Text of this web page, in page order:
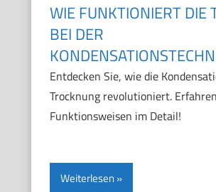
WIE FUNKTIONIERT DIE
BEI DER
Entdecken Sie, wie die
Trocknung revolutioniert.
Funktionsweisen im Detail!
Weiterlesen